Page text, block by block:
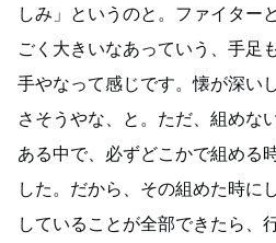
しみ」というのと。ファイター
ごく大きいなあっていう、手足
手やなって感じです。懐が深い
さそうやな、と。ただ、組めな
ある中で、必ずどこかで組める
した。だから、その組めた時に
していることが全部できたら、